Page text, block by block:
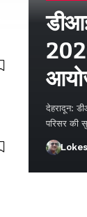
देहरादून:
परिसर की